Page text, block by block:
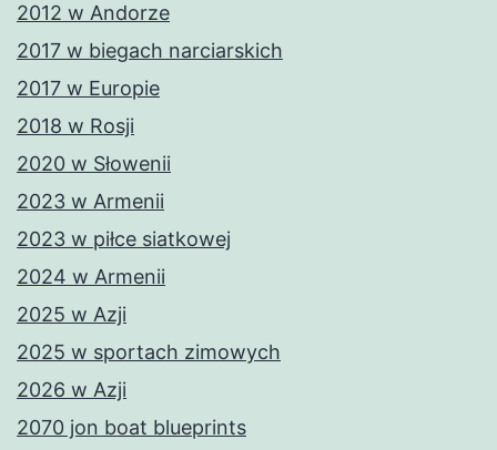
2012 w Andorze
2017 w biegach narciarskich
2017 w Europie
2018 w Rosji
2020 w Słowenii
2023 w Armenii
2023 w piłce siatkowej
2024 w Armenii
2025 w Azji
2025 w sportach zimowych
2026 w Azji
2070 jon boat blueprints